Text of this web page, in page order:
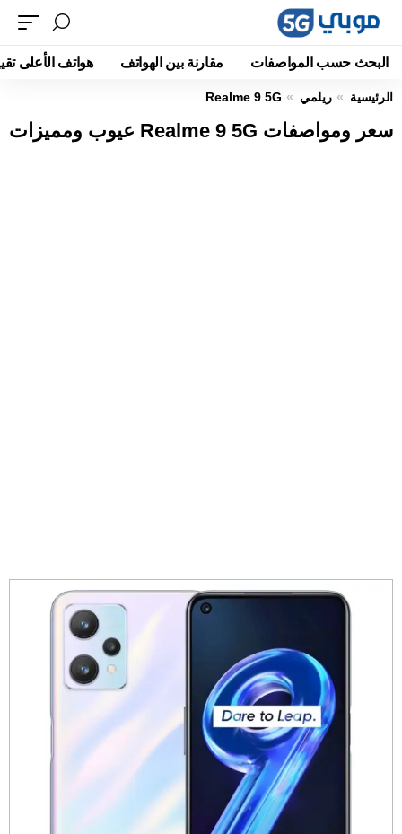
البحث حسب المواصفات مقارنة بين الهواتف هواتف الأعلى
الرئيسية ريلمي Realme 9 5G
سعر ومواصفات Realme 9 5G عيوب ومميزات